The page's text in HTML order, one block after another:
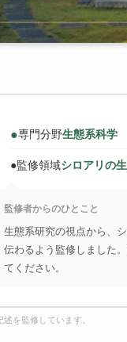
●専門分野生態系科学
●監修領域シロアリの
監修者からのひとこと
生態系研究の視点から、
伝わるよう監修しました
てください。
を監修しています。